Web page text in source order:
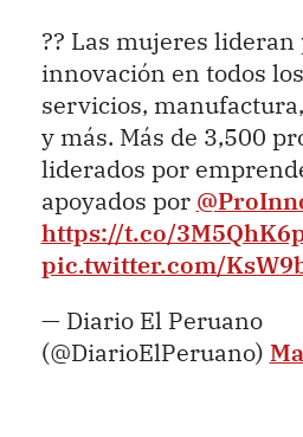
?? Las mujeres lideran
innovación en todos
servicios,
y más. Más de 3,500
liderados por
apoyados por
https://t.co/
pic.twitter.com/
— Diario El Peruano
(@DiarioElPeruano)